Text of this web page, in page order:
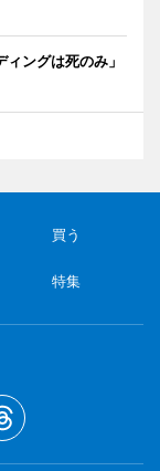
ングは死のみ」
買う
特集